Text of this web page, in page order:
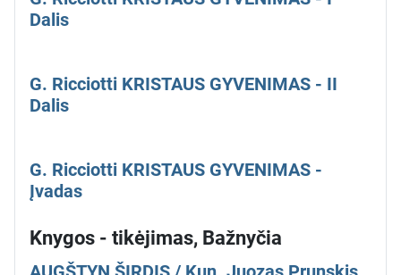
Dalis
G. Ricciotti KRISTAUS GYVENIMAS - II
Dalis
G. Ricciotti KRISTAUS GYVENIMAS -
Įvadas
Knygos - tikėjimas, Bažnyčia